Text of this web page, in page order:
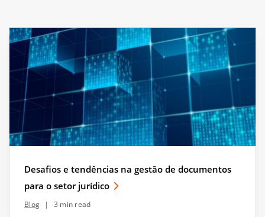
Desafios e tendências na gestão de documentos
para o setor jurídico
Blog | 3 min read